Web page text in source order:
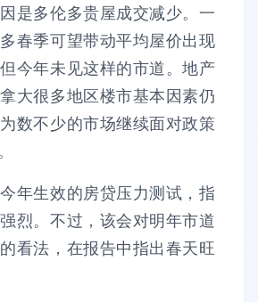
是多伦多贵屋成交减少。一
春季可望带动平均屋价出现
今年未见这样的市道。地产
大很多地区楼市基本因素仍
数不少的市场继续面对政策
年生效的房贷压力测试，指
烈。不过，该会对明年市道
看法，在报告中指出春天旺